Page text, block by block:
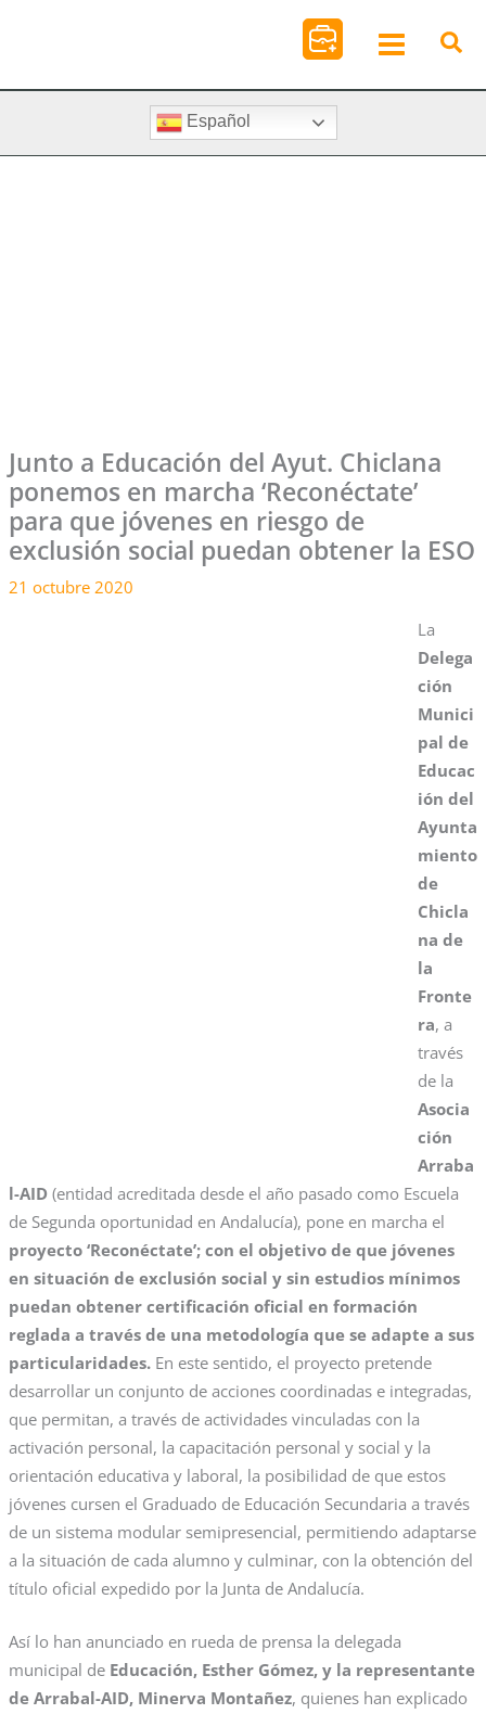
Español
Junto a Educación del Ayut. Chiclana
ponemos en marcha ‘Reconéctate’
para que jóvenes en riesgo de
exclusión social puedan obtener la ESO
21 octubre 2020
La
Delega
ción
Munici
pal de
Educac
ión del
Ayunta
miento
de
Chicla
na de
la
Fronte
ra, a
través
de la
Asocia
ción
Arraba
l-AID(entidad acreditada desde el año pasado como Escuela
de Segunda oportunidad en Andalucía), pone en marcha el
proyecto ‘Reconéctate’; con el objetivo de que jóvenes
en situación de exclusión social y sin estudios mínimos
puedan obtener certificación oficial en formación
reglada a través de una metodología que se adapte a sus
particularidades.En este sentido, el proyecto pretende
desarrollar un conjunto de acciones coordinadas e integradas,
que permitan, a través de actividades vinculadas con la
activación personal, la capacitación personal y social y la
orientación educativa y laboral, la posibilidad de que estos
jóvenes cursen el Graduado de Educación Secundaria a través
de un sistema modular semipresencial, permitiendo adaptarse
a la situación de cada alumno y culminar, con la obtención del
título oficial expedido por la Junta de Andalucía.
Así lo han anunciado en rueda de prensa la delegada
municipal deEducación, Esther Gómez, y la representante
de Arrabal-AID, Minerva Montañez, quienes han explicado